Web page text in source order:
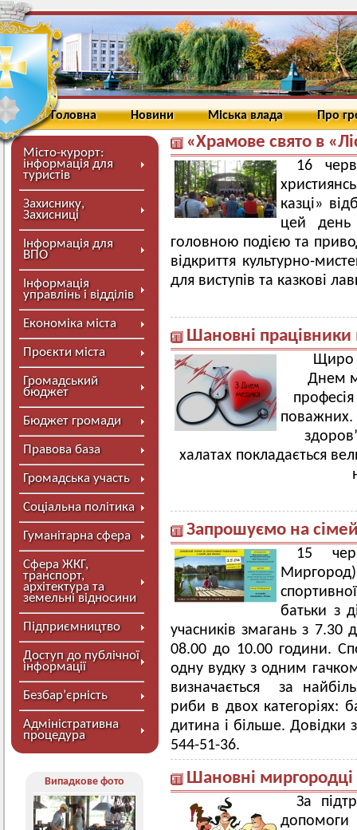
Головна Новини Міська влада Про
Місто-курорт:
інформація для
туристів
Захиснику,
Захисниці
Інформація для
ВПО
Інформація
управлінь і відділів
Економіка міста
Проєкти міста
Громадський
бюджет
Бюджет громади
Правова база
Громадська участь
Соціальна політика
Гуманітарна сфера
Сфера ЖКГ,
транспорт,
архітектура та
земельні відносини
Підприємництво
Доступ до публічної
інформації
Безбар’єрність
Адміністративна
процедура
Випадкове фото
«Храмове свято в
16
казці»
цей
головною подією та
відкриття культурно-
для виступів та казкові
Шановні працівники
Щиро
Днем
поважних.
халатах покладається
Запрошуємо на
15
батьки з
учасників змагань з 7.30
08.00 до 10.00 години.
одну вудку з одним
визначається за
риби в двох категоріях:
дитина і більше. Довідки
544-51-36.
Шановні миргородці
За